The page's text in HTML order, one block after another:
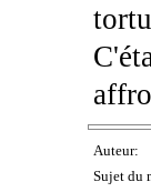
Auteur:
Sujet du